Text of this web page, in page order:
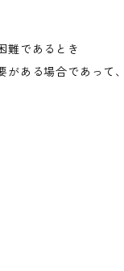
難であるとき
ある場合であって、